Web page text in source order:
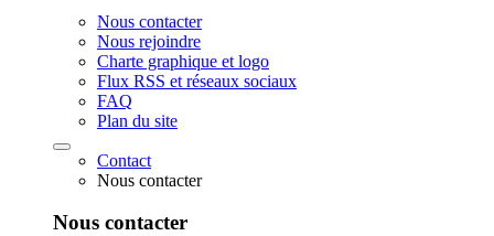
Nous contacter
Nous rejoindre
Charte graphique et logo
Flux RSS et réseaux sociaux
FAQ
Plan du site
Contact
Nous contacter
Nous contacter